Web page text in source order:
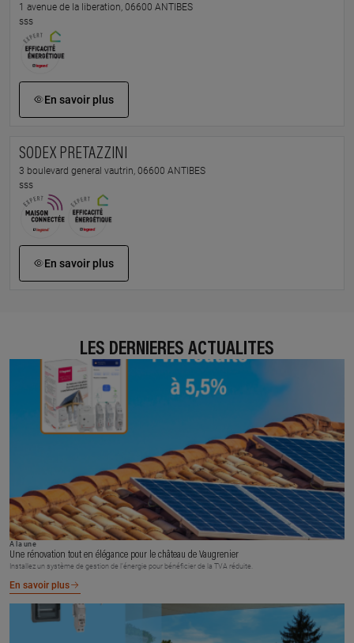
1 avenue de la liberation, 06600 ANTIBES
sss
En savoir plus
SODEX PRETAZZINI
3 boulevard general vautrin, 06600 ANTIBES
sss
En savoir plus
LES DERNIÈRES ACTUALITÉS
À la une
Une rénovation tout en élégance pour le château de Vaugrenier
Installez un système de gestion de l’énergie pour bénéficier de la TVA réduite.
En savoir plus